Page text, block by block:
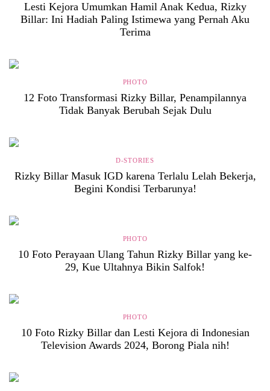
Lesti Kejora Umumkan Hamil Anak Kedua, Rizky
Billar: Ini Hadiah Paling Istimewa yang Pernah Aku
Terima
PHOTO
12 Foto Transformasi Rizky Billar, Penampilannya
Tidak Banyak Berubah Sejak Dulu
D-STORIES
Rizky Billar Masuk IGD karena Terlalu Lelah Bekerja,
Begini Kondisi Terbarunya!
PHOTO
10 Foto Perayaan Ulang Tahun Rizky Billar yang ke-
29, Kue Ultahnya Bikin Salfok!
PHOTO
10 Foto Rizky Billar dan Lesti Kejora di Indonesian
Television Awards 2024, Borong Piala nih!